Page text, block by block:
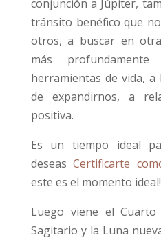
conjunción a Júpiter,
tránsito benéfico que
otros, a buscar en
más
herramientas de vida,
de expandirnos, a
positiva.
Es un tiempo ideal
deseasCertificarte
este es el momento ideal!
Luego viene el
Sagitario y la Luna